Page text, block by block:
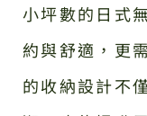
小坪數的日式
約與舒適，更
的收納設計不